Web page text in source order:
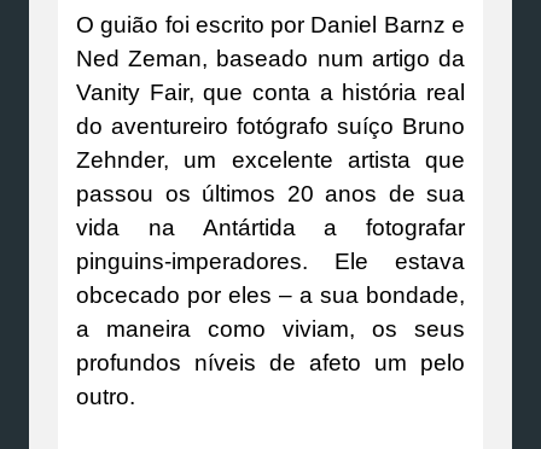
O guião foi escrito por Daniel Barnz e
Ned Zeman, baseado num artigo da
Vanity Fair, que conta a história real
do aventureiro fotógrafo suíço Bruno
Zehnder, um excelente artista que
passou os últimos 20 anos de sua
vida na Antártida a fotografar
pinguins-imperadores. Ele estava
obcecado por eles – a sua bondade,
a maneira como viviam, os seus
profundos níveis de afeto um pelo
outro.